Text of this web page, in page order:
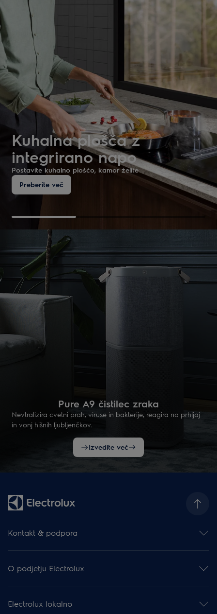
Kuhalna plošča z
integrirano napo
Postavite kuhalno ploščo, kamor želite
Preberite več
Pure A9 čistilec zraka
Nevtralizira cvetni prah, viruse in bakterije, reagira na prhljaj
in vonj hišnih ljubljenčkov.
Izvedite več
Kontakt & podpora
Prijava na e-novice
Facebook
Instagram
Podpora
O podjetju Electrolux
Mediji & Novice
Finančne informacije
Electrolux lokalno